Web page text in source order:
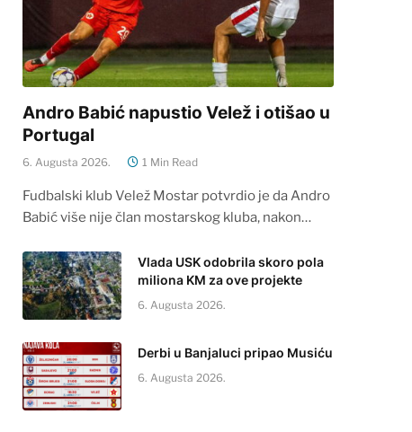
Andro Babić napustio Velež i otišao u
Portugal
6. Augusta 2026. 1 Min Read
Fudbalski klub Velež Mostar potvrdio je da Andro
Babić više nije član mostarskog kluba, nakon…
Vlada USK odobrila skoro pola
miliona KM za ove projekte
6. Augusta 2026.
Derbi u Banjaluci pripao Musiću
6. Augusta 2026.